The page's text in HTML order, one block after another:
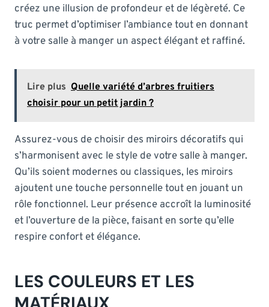
créez une illusion de profondeur et de légèreté. Ce
truc permet d’optimiser l’ambiance tout en donnant
à votre salle à manger un aspect élégant et raffiné.
Lire plus Quelle variété d’arbres fruitiers
choisir pour un petit jardin ?
Assurez-vous de choisir des miroirs décoratifs qui
s’harmonisent avec le style de votre salle à manger.
Qu’ils soient modernes ou classiques, les miroirs
ajoutent une touche personnelle tout en jouant un
rôle fonctionnel. Leur présence accroît la luminosité
et l’ouverture de la pièce, faisant en sorte qu’elle
respire confort et élégance.
LES COULEURS ET LES